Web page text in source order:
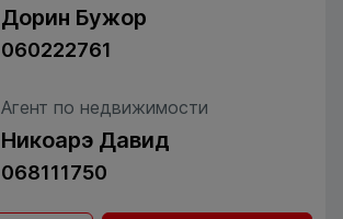
Дорин Бужор
060222761
Агент по недвижимости
Никоарэ Давид
068111750